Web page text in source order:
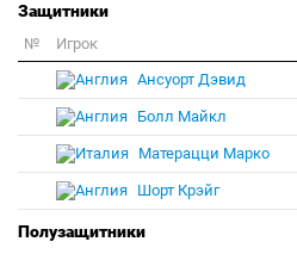
Защитники
№ Игрок
Ансуорт Дэвид
Болл Майкл
Матерацци Марко
Шорт Крэйг
Полузащитники